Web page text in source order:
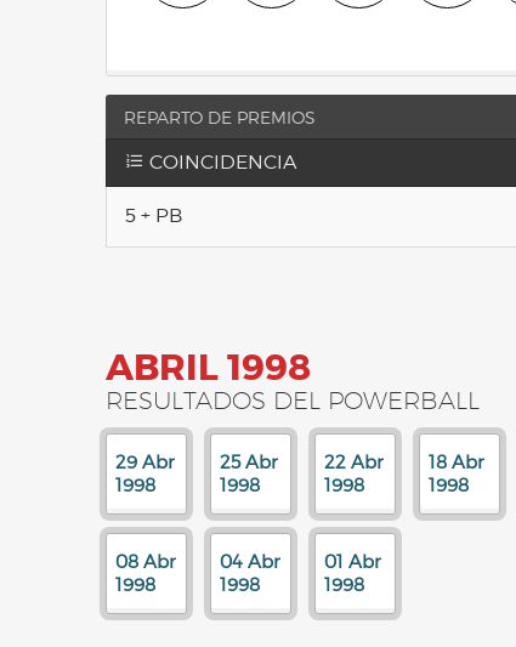
REPARTO DE PREMIOS
COINCIDENCIA
5 + PB
ABRIL 1998
RESULTADOS DEL POWERBALL
29 Abr
1998
25 Abr
1998
22 Abr
1998
18 Abr
1998
08 Abr
1998
04 Abr
1998
01 Abr
1998